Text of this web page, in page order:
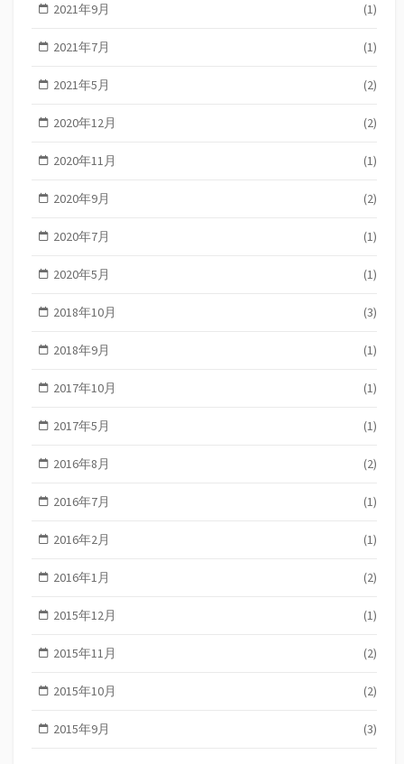
2021年9月 (1)
2021年7月 (1)
2021年5月 (2)
2020年12月 (2)
2020年11月 (1)
2020年9月 (2)
2020年7月 (1)
2020年5月 (1)
2018年10月 (3)
2018年9月 (1)
2017年10月 (1)
2017年5月 (1)
2016年8月 (2)
2016年7月 (1)
2016年2月 (1)
2016年1月 (2)
2015年12月 (1)
2015年11月 (2)
2015年10月 (2)
2015年9月 (3)